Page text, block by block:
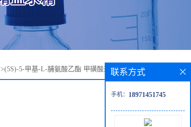
>(5S)-5-甲基-L-脯氨酸乙酯 甲磺酸盐—1844064-27-2
联系方式
手机： 18971451745